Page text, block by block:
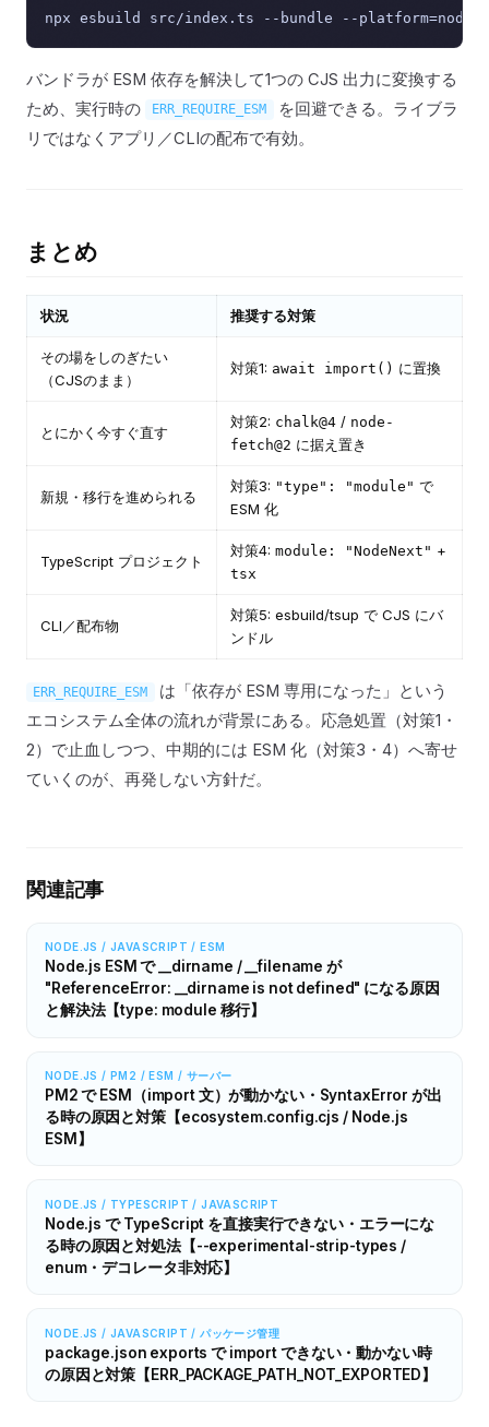
バンドラが ESM 依存を解決して1つの CJS 出力に変換する
ため、実行時の
ERR_REQUIRE_ESM
を回避できる。ライブラ
リではなくアプリ／CLIの配布で有効。
まとめ
状況 推奨する対策
その場をしのぎたい
（CJSのまま）
対策1: await import() に置換
とにかく今すぐ直す
対策2: chalk@4 / node-
fetch@2 に据え置き
新規・移行を進められる
対策3: "type": "module" で
ESM 化
TypeScript プロジェクト
対策4: module: "NodeNext" +
tsx
CLI／配布物
対策5: esbuild/tsup で CJS にバ
ンドル
ERR_REQUIRE_ESM
は「依存が ESM 専用になった」という
エコシステム全体の流れが背景にある。応急処置（対策1・
2）で止血しつつ、中期的には ESM 化（対策3・4）へ寄せ
ていくのが、再発しない方針だ。
関連記事
NODE.JS / JAVASCRIPT / ESM
Node.js ESM で __dirname / __filename が
"ReferenceError: __dirname is not defined" になる原因
と解決法【type: module 移行】
NODE.JS / PM2 / ESM / サーバー
PM2 で ESM（import 文）が動かない・SyntaxError が出
る時の原因と対策【ecosystem.config.cjs / Node.js
ESM】
NODE.JS / TYPESCRIPT / JAVASCRIPT
Node.js で TypeScript を直接実行できない・エラーにな
る時の原因と対処法【--experimental-strip-types /
enum・デコレータ非対応】
NODE.JS / JAVASCRIPT / パッケージ管理
package.json exports で import できない・動かない時
の原因と対策【ERR_PACKAGE_PATH_NOT_EXPORTED】